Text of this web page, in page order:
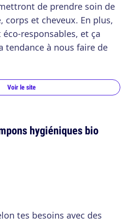
de prendre soin de
corps et cheveux. En plus,
responsables, et ça
tendance à nous faire de
Voir le site
hygiéniques bio
tes besoins avec des